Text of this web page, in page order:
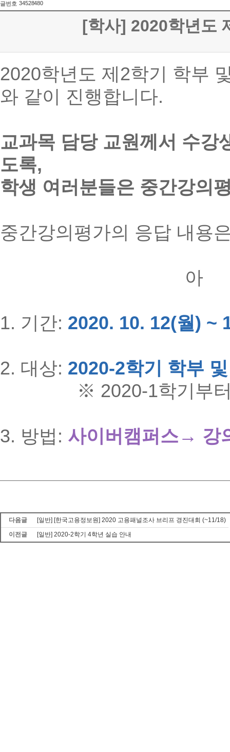
글번호 34528480
[학사] 2020학년도
2020학년도 제2학기 학부
와 같이 진행합니다.
교과목 담당 교원께서 수강
도록,
학생 여러분들은 중간강의
중간강의평가의 응답 내용
아
1. 기간: 2020. 10. 12(월) ~
2. 대상: 2020-2학기 학부
※ 2020-1학기부터 중
3. 방법: 사이버캠퍼스→ 강
다음글
[일반] [한국고용정보원] 2020 고용패널조사 브리프 경진대회 (~11/18)
이전글
[일반] 2020-2학기 4학년 실습 안내